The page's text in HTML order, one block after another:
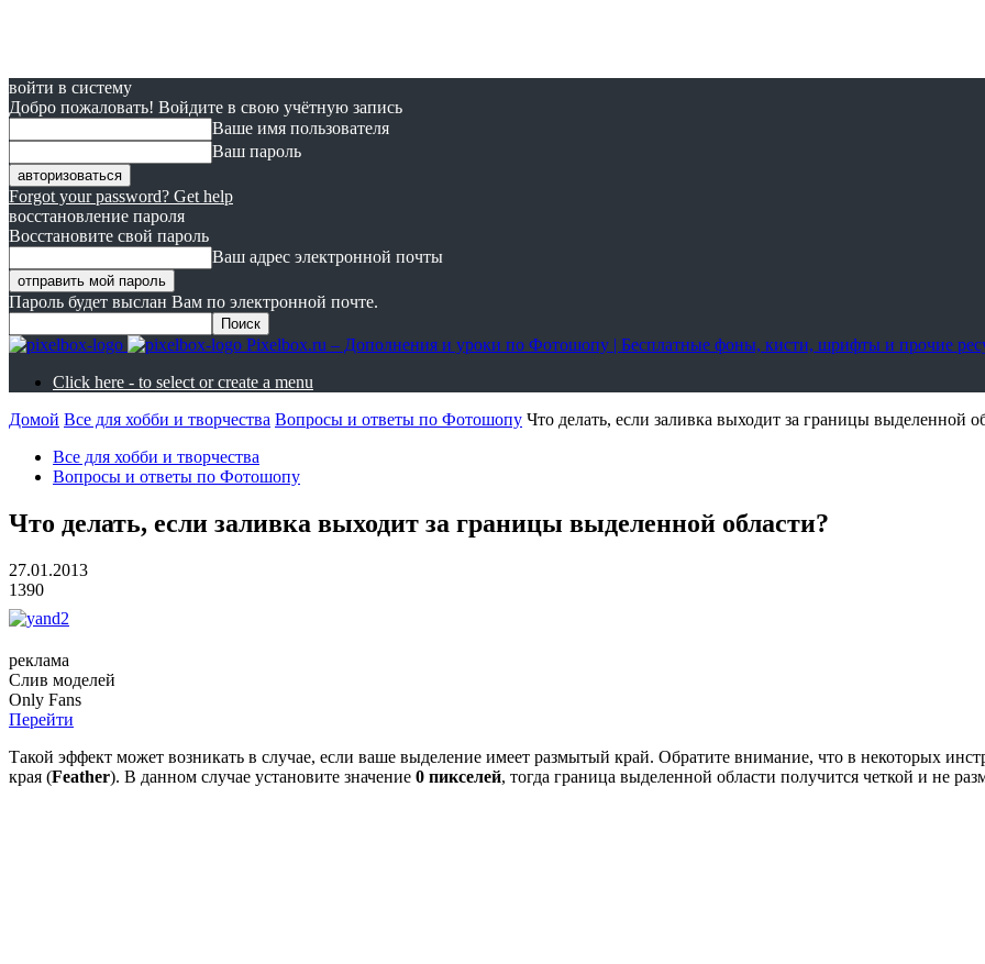
войти в систему
Добро пожаловать! Войдите в свою учётную запись
Ваше имя пользователя
Ваш пароль
Forgot your password? Get help
восстановление пароля
Восстановите свой пароль
Ваш адрес электронной почты
Пароль будет выслан Вам по электронной почте.
Pixelbox.ru – Дополнения и уроки по Фотошопу | Бесплатные фоны, кисти, шрифты и прочие
Click here - to select or create a menu
Домой Все для хобби и творчества Вопросы и ответы по Фотошопу Что делать, если заливка выходит за границы выделенной
Все для хобби и творчества
Вопросы и ответы по Фотошопу
Что делать, если заливка выходит за границы выделенной области?
27.01.2013
1390
реклама
Слив моделей
Only Fans
Перейти
Такой эффект может возникать в случае, если ваше выделение имеет размытый край. Обратите внимание, что в некоторых
края (Feather). В данном случае установите значение 0 пикселей, тогда граница выделенной области получится четкой и не